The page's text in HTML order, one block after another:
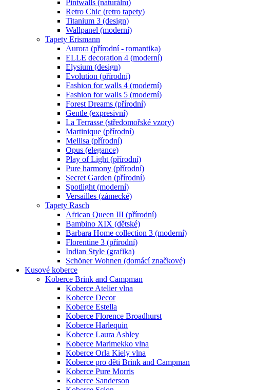
Pintwalls (naturální)
Retro Chic (retro tapety)
Titanium 3 (design)
Wallpanel (moderní)
Tapety Erismann
Aurora (přírodní - romantika)
ELLE decoration 4 (moderní)
Elysium (design)
Evolution (přírodní)
Fashion for walls 4 (moderní)
Fashion for walls 5 (moderní)
Forest Dreams (přírodní)
Gentle (expresivní)
La Terrasse (středomořské vzory)
Martinique (přírodní)
Mellisa (přírodní)
Opus (elegance)
Play of Light (přírodní)
Pure harmony (přírodní)
Secret Garden (přírodní)
Spotlight (moderní)
Versailles (zámecké)
Tapety Rasch
African Queen III (přírodní)
Bambino XIX (dětské)
Barbara Home collection 3 (moderní)
Florentine 3 (přírodní)
Indian Style (grafika)
Schöner Wohnen (domácí značkové)
Kusové koberce
Koberce Brink and Campman
Koberce Atelier vlna
Koberce Decor
Koberce Estella
Koberce Florence Broadhurst
Koberce Harlequin
Koberce Laura Ashley
Koberce Marimekko vlna
Koberce Orla Kiely vlna
Koberce pro děti Brink and Campman
Koberce Pure Morris
Koberce Sanderson